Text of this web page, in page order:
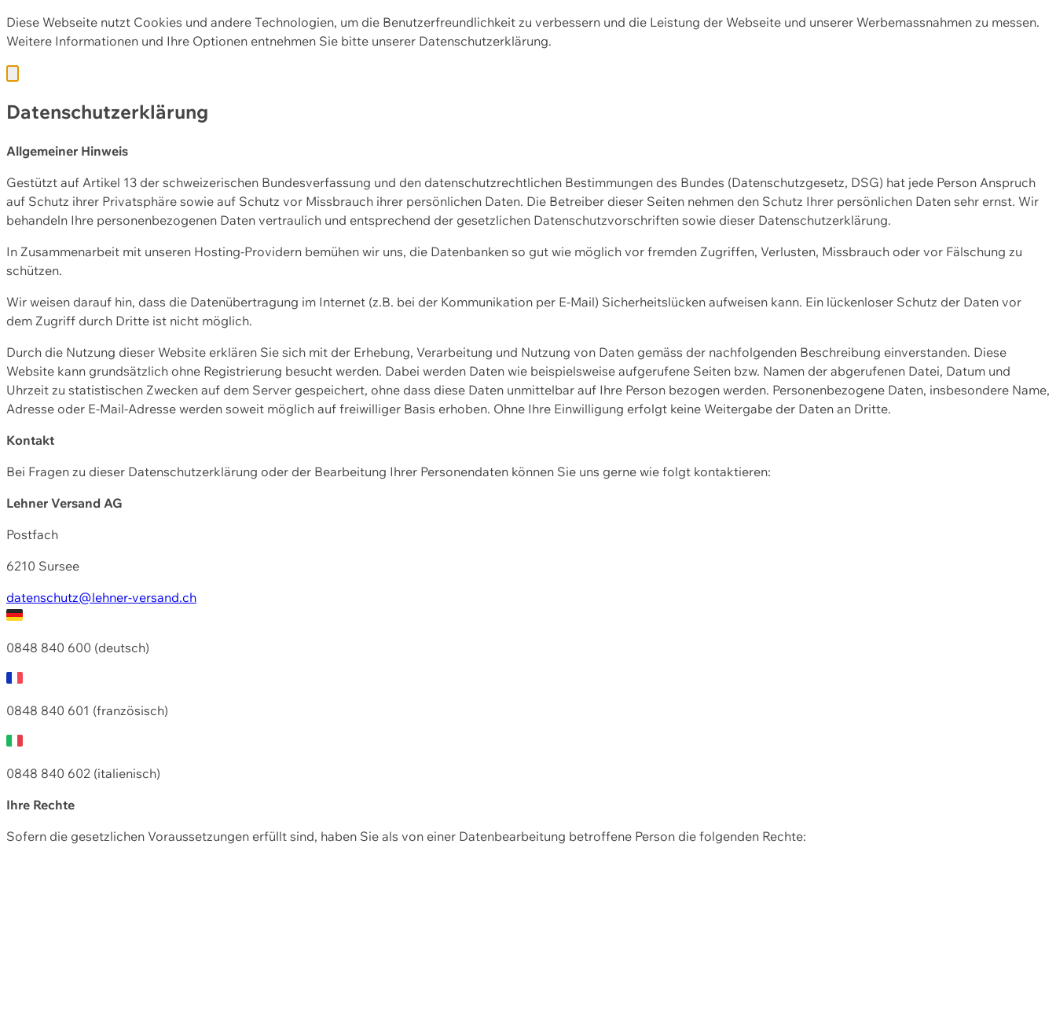
Diese Webseite nutzt Cookies und andere Technologien, um die Benutzerfreundlichkeit zu verbessern und die Leistung der Webseite und unserer Werbemassnahmen zu messen.
Weitere Informationen und Ihre Optionen entnehmen Sie bitte unserer Datenschutzerklärung.
Datenschutzerklärung
Allgemeiner Hinweis
Gestützt auf Artikel 13 der schweizerischen Bundesverfassung und den datenschutzrechtlichen Bestimmungen des Bundes (Datenschutzgesetz, DSG) hat jede Person Anspruch
auf Schutz ihrer Privatsphäre sowie auf Schutz vor Missbrauch ihrer persönlichen Daten. Die Betreiber dieser Seiten nehmen den Schutz Ihrer persönlichen Daten sehr ernst. Wir
behandeln Ihre personenbezogenen Daten vertraulich und entsprechend der gesetzlichen Datenschutzvorschriften sowie dieser Datenschutzerklärung.
In Zusammenarbeit mit unseren Hosting-Providern bemühen wir uns, die Datenbanken so gut wie möglich vor fremden Zugriffen, Verlusten, Missbrauch oder vor Fälschung zu
schützen.
Wir weisen darauf hin, dass die Datenübertragung im Internet (z.B. bei der Kommunikation per E-Mail) Sicherheitslücken aufweisen kann. Ein lückenloser Schutz der Daten vor
dem Zugriff durch Dritte ist nicht möglich.
Durch die Nutzung dieser Website erklären Sie sich mit der Erhebung, Verarbeitung und Nutzung von Daten gemäss der nachfolgenden Beschreibung einverstanden. Diese
Website kann grundsätzlich ohne Registrierung besucht werden. Dabei werden Daten wie beispielsweise aufgerufene Seiten bzw. Namen der abgerufenen Datei, Datum und
Uhrzeit zu statistischen Zwecken auf dem Server gespeichert, ohne dass diese Daten unmittelbar auf Ihre Person bezogen werden. Personenbezogene Daten, insbesondere Name,
Adresse oder E-Mail-Adresse werden soweit möglich auf freiwilliger Basis erhoben. Ohne Ihre Einwilligung erfolgt keine Weitergabe der Daten an Dritte.
Kontakt
Bei Fragen zu dieser Datenschutzerklärung oder der Bearbeitung Ihrer Personendaten können Sie uns gerne wie folgt kontaktieren:
Lehner Versand AG
Postfach
6210 Sursee
datenschutz@lehner-versand.ch
0848 840 600 (deutsch)
0848 840 601 (französisch)
0848 840 602 (italienisch)
Ihre Rechte
Sofern die gesetzlichen Voraussetzungen erfüllt sind, haben Sie als von einer Datenbearbeitung betroffene Person die folgenden Rechte: